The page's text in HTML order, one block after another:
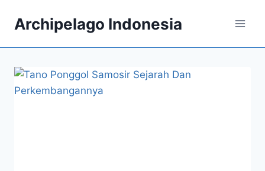
Archipelago Indonesia